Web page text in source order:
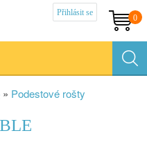
Přihlásit se
0
» Podestové rošty